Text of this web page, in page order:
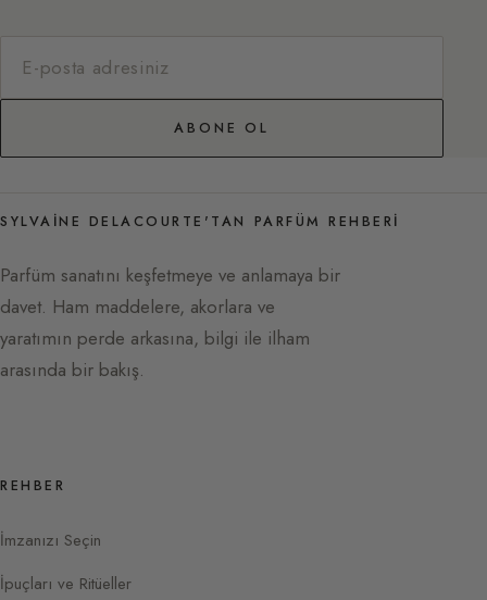
ABONE OL
SYLVAINE DELACOURTE'TAN PARFÜM REHBERI
Parfüm sanatını keşfetmeye ve anlamaya bir
davet. Ham maddelere, akorlara ve
yaratımın perde arkasına, bilgi ile ilham
arasında bir bakış.
REHBER
İmzanızı Seçin
İpuçları ve Ritüeller